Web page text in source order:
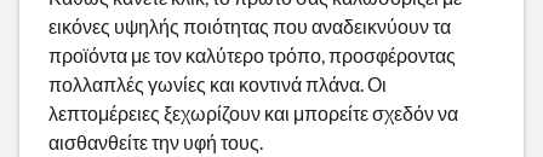
εικόνες υψηλής ποιότητας που αναδεικνύουν τα
προϊόντα με τον καλύτερο τρόπο, προσφέροντας
πολλαπλές γωνίες και κοντινά πλάνα. Οι
λεπτομέρειες ξεχωρίζουν και μπορείτε σχεδόν να
αισθανθείτε την υφή τους.